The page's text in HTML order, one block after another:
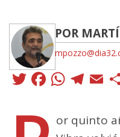
POR
Twitter
or quinto